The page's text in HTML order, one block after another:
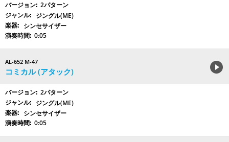
2パターン
ジングル(ME)
シンセサイザー
0:05
AL-652 M-47
コミカル (アタック)
2パターン
ジングル(ME)
シンセサイザー
0:05